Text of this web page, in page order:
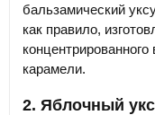
бальзамический
как правило,
карамели.
2. Яблочный